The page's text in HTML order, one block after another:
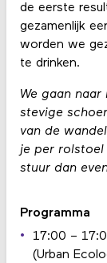
de eerste
gezamenlijk
worden we
te drinken.
We gaan
stevige
van de
je per rolstoel
stuur dan
Programma
17:00 –
(Urban